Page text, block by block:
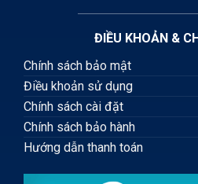
ĐIỀU KHOẢN &
Chính sách bảo mật
Điều khoản sử dụng
Chính sách cài đặt
Chính sách bảo hành
Hướng dẫn thanh toán